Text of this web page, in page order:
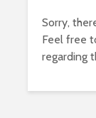
Sorry,
Feel free
regarding